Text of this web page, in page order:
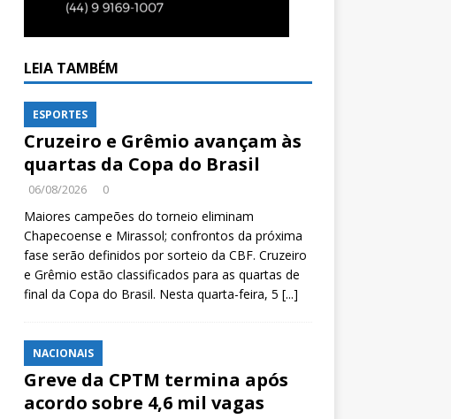
LEIA TAMBÉM
ESPORTES
Cruzeiro e Grêmio avançam às
quartas da Copa do Brasil
06/08/2026 0
Maiores campeões do torneio eliminam
Chapecoense e Mirassol; confrontos da próxima
fase serão definidos por sorteio da CBF. Cruzeiro
e Grêmio estão classificados para as quartas de
final da Copa do Brasil. Nesta quarta-feira, 5 [...]
NACIONAIS
Greve da CPTM termina após
acordo sobre 4,6 mil vagas